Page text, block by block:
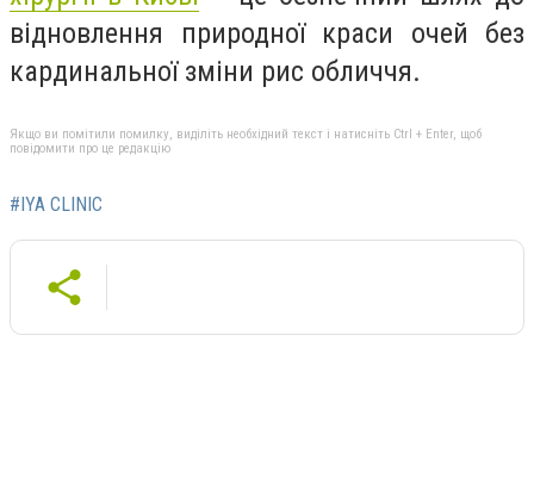
відновлення природної краси очей без
кардинальної зміни рис обличчя.
Якщо ви помітили помилку, виділіть необхідний текст і натисніть Ctrl + Enter, щоб
повідомити про це редакцію
#IYA CLINIC